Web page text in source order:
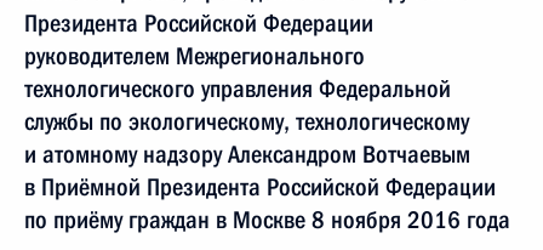
Президента Российской Федерации
руководителем Межрегионального
технологического управления Федеральной
службы по экологическому, технологическому
и атомному надзору Александром Вотчаевым
в Приёмной Президента Российской Федерации
по приёму граждан в Москве 8 ноября 2016 года